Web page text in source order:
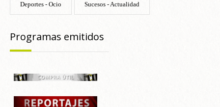
Deportes - Ocio Sucesos - Actualidad
Programas emitidos